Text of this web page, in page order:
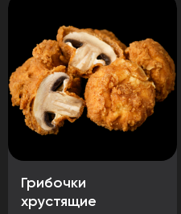
Грибочки
хрустящие